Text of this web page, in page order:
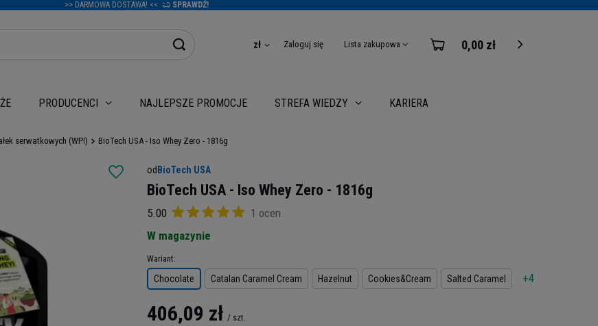
>> DARMOWA DOSTAWA! << SPRAWDŹ!
zł Zaloguj się Lista zakupowa 0,00 zł
PRODUCENCI NAJLEPSZE PROMOCJE STREFA WIEDZY KARIERA
serwatkowych (WPI) BioTech USA - Iso Whey Zero - 1816g
od BioTech USA
BioTech USA - Iso Whey Zero - 1816g
5.00
1 ocen
W magazynie
Wariant
Chocolate Catalan Caramel Cream Hazelnut Cookies&Cream Salted Caramel +4
406,09 zł / szt.